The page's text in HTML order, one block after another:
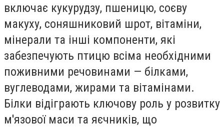
включає кукурудзу, пшеницю, соєву
макуху, соняшниковий шрот, вітаміни,
мінерали та інші компоненти, які
забезпечують птицю всіма необхідними
поживними речовинами — білками,
вуглеводами, жирами та вітамінами.
Білки відіграють ключову роль у розвитку
м'язової маси та яєчників, що